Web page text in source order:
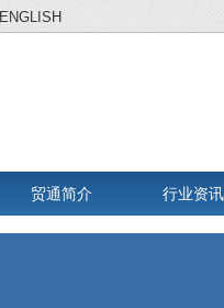
ENGLISH
贸通简介 行业资讯